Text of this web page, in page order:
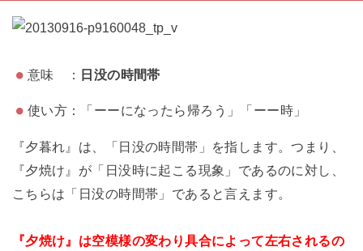
意味 ： 日没の時間帯
使い方：「ーーになったら帰ろう」「ーー時」
『夕暮れ』は、「日没の時間帯」を指します。つまり、
『夕焼け』が「日没時に起こる現象」であるのに対し、
こちらは「日没の時間帯」であると言えます。
『夕焼け』は空模様の変わり具合によって左右されるの